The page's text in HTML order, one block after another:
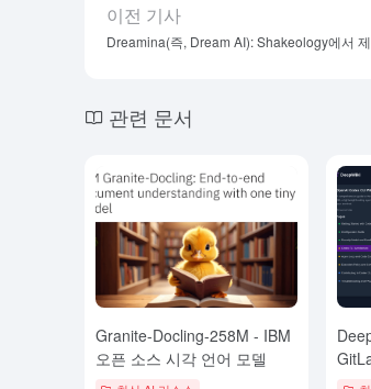
이전 기사
Dreamina(즉, Dream AI): Shakeology에서
관련 문서
Granite-Docling-258M - IBM
오픈 소스 시각 언어 모델
동